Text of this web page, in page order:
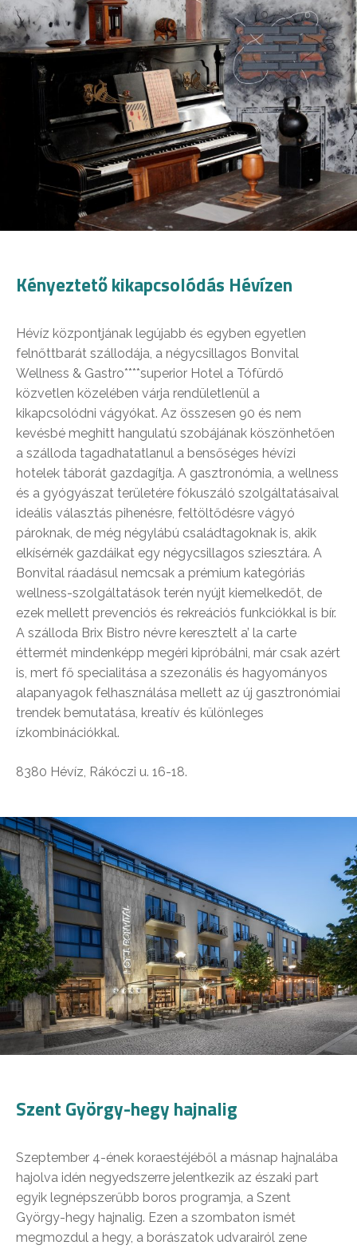
Kényeztető kikapcsolódás Hévízen
Hévíz központjának legújabb és egyben egyetlen
felnőttbarát szállodája, a négycsillagos Bonvital
Wellness & Gastro****superior Hotel a Tófürdő
közvetlen közelében várja rendületlenül a
kikapcsolódni vágyókat. Az összesen 90 és nem
kevésbé meghitt hangulatú szobájának köszönhetően
a szálloda tagadhatatlanul a bensőséges hévízi
hotelek táborát gazdagítja. A gasztronómia, a wellness
és a gyógyászat területére fókuszáló szolgáltatásaival
ideális választás pihenésre, feltöltődésre vágyó
pároknak, de még négylábú családtagoknak is, akik
elkísérnék gazdáikat egy négycsillagos sziesztára. A
Bonvital ráadásul nemcsak a prémium kategóriás
wellness-szolgáltatások terén nyújt kiemelkedőt, de
ezek mellett prevenciós és rekreációs funkciókkal is bír.
A szálloda Brix Bistro névre keresztelt a’ la carte
éttermét mindenképp megéri kipróbálni, már csak azért
is, mert fő specialitása a szezonális és hagyományos
alapanyagok felhasználása mellett az új gasztronómiai
trendek bemutatása, kreatív és különleges
ízkombinációkkal.
8380 Hévíz, Rákóczi u. 16-18.
Szent György-hegy hajnalig
Szeptember 4-ének koraestéjéből a másnap hajnalába
hajolva idén negyedszerre jelentkezik az északi part
egyik legnépszerűbb boros programja, a Szent
György-hegy hajnalig. Ezen a szombaton ismét
megmozdul a hegy, a borászatok udvarairól zene